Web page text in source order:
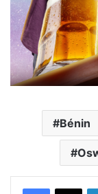
Bénin
FacebookX